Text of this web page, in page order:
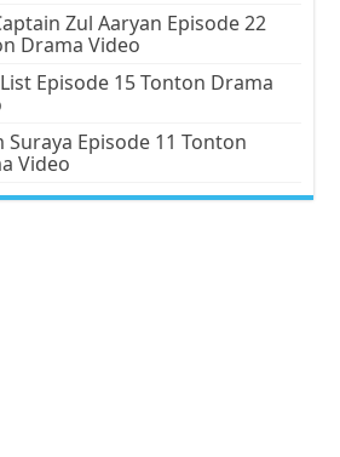
Zul Aaryan Episode 22
Drama Video
Episode 15 Tonton Drama
Suraya Episode 11 Tonton
Video